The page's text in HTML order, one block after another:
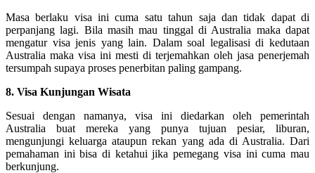
Masa berlaku visa ini cuma satu tahun saja dan tidak dapat di
perpanjang lagi. Bila masih mau tinggal di Australia maka dapat
mengatur visa jenis yang lain. Dalam soal legalisasi di kedutaan
Australia maka visa ini mesti di terjemahkan oleh jasa penerjemah
tersumpah supaya proses penerbitan paling gampang.
8. Visa Kunjungan Wisata
Sesuai dengan namanya, visa ini diedarkan oleh pemerintah
Australia buat mereka yang punya tujuan pesiar, liburan,
mengunjungi keluarga ataupun rekan yang ada di Australia. Dari
pemahaman ini bisa di ketahui jika pemegang visa ini cuma mau
berkunjung.